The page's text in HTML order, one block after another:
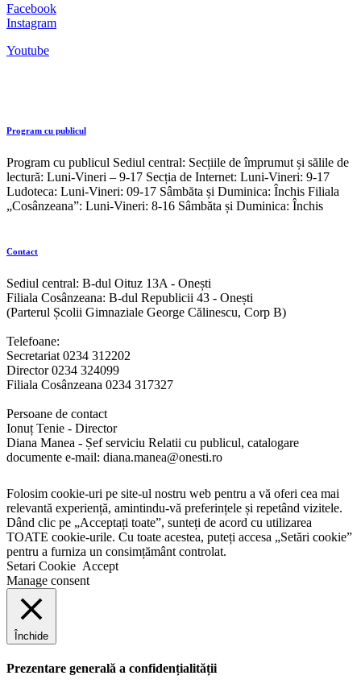
Facebook
Instagram
Youtube
Program cu publicul
Program cu publicul Sediul central: Secțiile de împrumut și sălile de
lectură: Luni-Vineri – 9-17 Secția de Internet: Luni-Vineri: 9-17
Ludoteca: Luni-Vineri: 09-17 Sâmbăta și Duminica: Închis Filiala
„Cosânzeana”: Luni-Vineri: 8-16 Sâmbăta și Duminica: Închis
Contact
Sediul central: B-dul Oituz 13A - Onești
Filiala Cosânzeana: B-dul Republicii 43 - Onești
(Parterul Școlii Gimnaziale George Călinescu, Corp B)
Telefoane:
Secretariat 0234 312202
Director 0234 324099
Filiala Cosânzeana 0234 317327
Persoane de contact
Ionuț Tenie - Director
Diana Manea - Șef serviciu Relatii cu publicul, catalogare
documente e-mail: diana.manea@onesti.ro
Folosim cookie-uri pe site-ul nostru web pentru a vă oferi cea mai
relevantă experiență, amintindu-vă preferințele și repetând vizitele.
Dând clic pe „Acceptați toate”, sunteți de acord cu utilizarea
TOATE cookie-urile. Cu toate acestea, puteți accesa „Setări cookie”
pentru a furniza un consimțământ controlat.
Setari Cookie Accept
Manage consent
Închide
Prezentare generală a confidențialității